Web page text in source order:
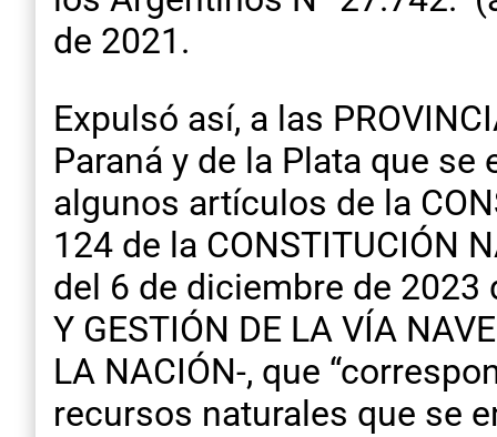
de 2021.
Expulsó así, a las
Paraná y de la Plata que
algunos artículos de la
124 de la CONSTITUCIÓN
del 6 de diciembre de 2023
Y GESTIÓN DE LA VÍA
LA NACIÓN-, que
recursos naturales que se